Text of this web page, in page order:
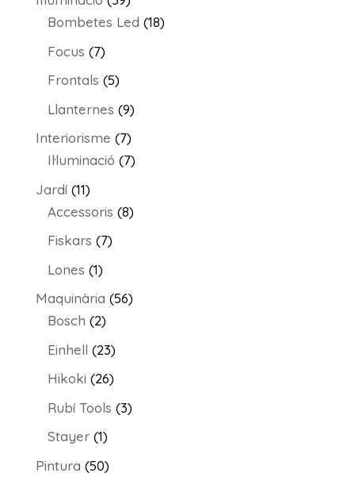
productes
Bombetes Led 1818
Focus 77
productes
Frontals 55
productes
Llanternes 99
productes
Interiorisme 77
productes
Il·luminació 77
Jardí 1111
productes
Accessoris 88
Fiskars 77
Lones 11
producte
Maquinària 5656
Bosch 22
productes
Einhell 2323
productes
Hikoki 2626
productes
Rubí Tools 33
Stayer 11
producte
Pintura 5050